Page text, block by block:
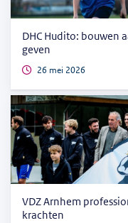
DHC Hudito: bouwen
geven
26 mei 2026
VDZ Arnhem
krachten